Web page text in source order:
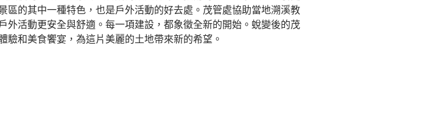
的其中一種特色，也是戶外活動的好去處。茂管處協助當地溯溪教
活動更安全與舒適。每一項建設，都象徵全新的開始。蛻變後的茂
和美食饗宴，為這片美麗的土地帶來新的希望。